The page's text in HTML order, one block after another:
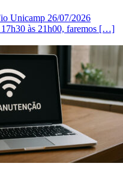
Unicamp 26/07/2026
às 21h00, faremos […]